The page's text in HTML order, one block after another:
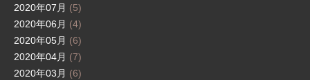
2020年07月 (5)
2020年06月 (4)
2020年05月 (6)
2020年04月 (7)
2020年03月 (6)